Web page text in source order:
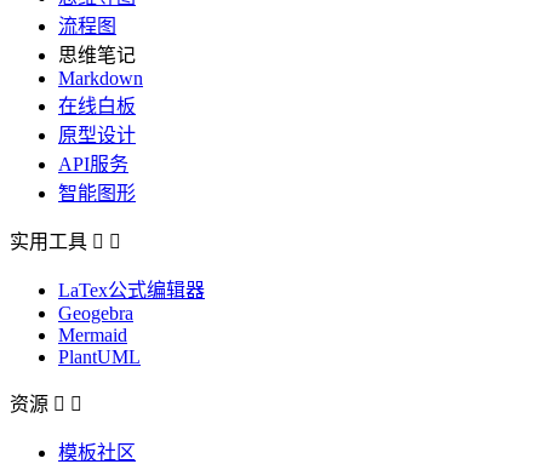
流程图
思维笔记
Markdown
在线白板
原型设计
API服务
智能图形
实用工具  
LaTex公式编辑器
Geogebra
Mermaid
PlantUML
资源  
模板社区